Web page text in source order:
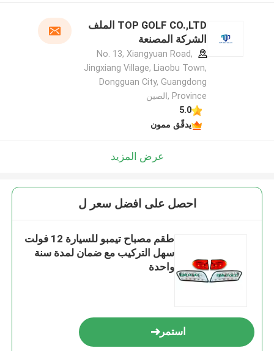
TOP GOLF CO.,LTD الملف
الشركة المصنعة
No. 13, Xiangyuan Road,
Jingxiang Village, Liaobu Town,
Dongguan City, Guangdong
Province ,الصين
5.0
يدقّق ممون
عرض المزيد
احصل على افضل سعر ل
طقم مصباح تيمبو للسيارة 12 فولت
سهل التركيب مع ضمان لمدة سنة
واحدة
استمر